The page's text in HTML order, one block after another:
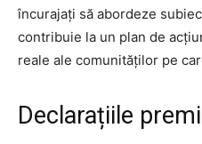
încurajați să abordeze
contribuie la un plan de
reale ale comunităților pe
Declarațiile